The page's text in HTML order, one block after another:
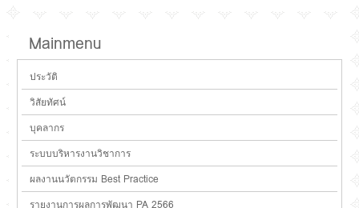
Mainmenu
ประวัติ
วิสัยทัศน์
บุคลากร
ระบบบริหารงานวิชาการ
ผลงานนวัตกรรม Best Practice
รายงานการผลการพัฒนา PA 2566